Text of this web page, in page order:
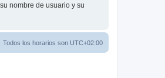
nombre de usuario y su
Todos los horarios son UTC+02:00